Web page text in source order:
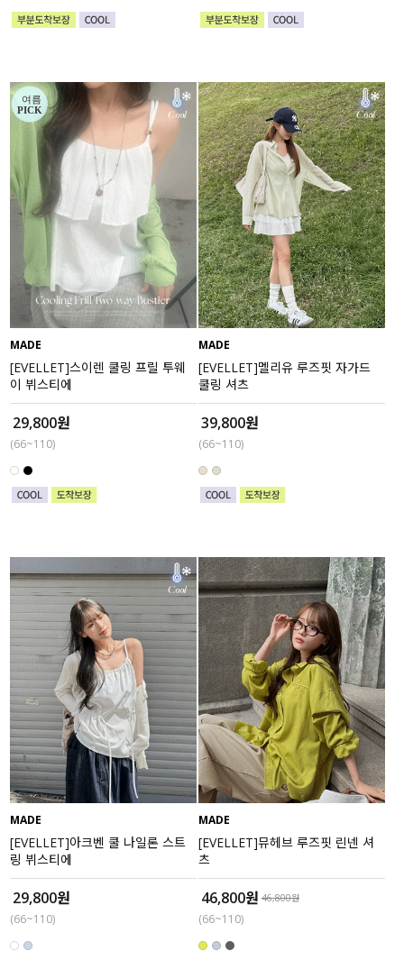
FIT ZOOM
MADE
[EVELLET]스이렌 쿨링 프릴 투웨
이 뷔스티에
29,800원
(66~110)
MADE
[EVELLET]멜리유 루즈핏 자가드
쿨링 셔츠
39,800원
(66~110)
MADE
[EVELLET]아크벤 쿨 나일론 스트
링 뷔스티에
29,800원
(66~110)
MADE
[EVELLET]뮤헤브 루즈핏 린넨 셔
츠
46,800원 46,800원
(66~110)